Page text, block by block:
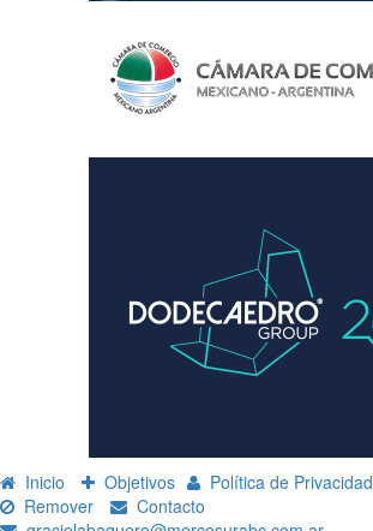
Inicio Objetivos Política de Privacidad
Remover
Contacto